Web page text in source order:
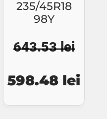
235/45R18
98Y
643.53lei
inițial
a
598.48 lei